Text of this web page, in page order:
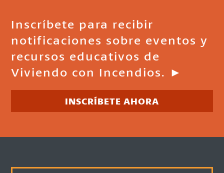
Inscríbete para recibir
notificaciones sobre eventos y
recursos educativos de
Viviendo con Incendios. ►
INSCRÍBETE AHORA